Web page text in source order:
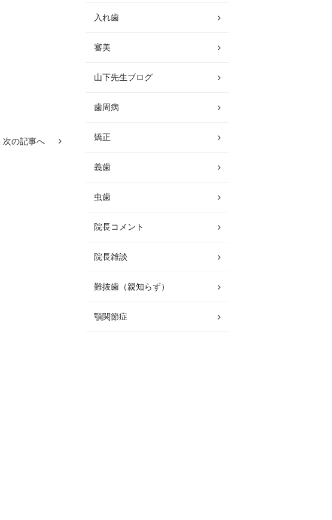
次の記事へ
入れ歯
審美
山下先生ブログ
歯周病
矯正
義歯
虫歯
院長コメント
院長雑談
難抜歯（親知らず）
顎関節症